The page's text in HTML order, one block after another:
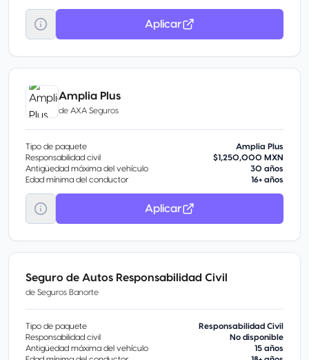
Aplicar
Amplia Plus
de AXA Seguros
Tipo de paquete
Amplia Plus
Responsabilidad civil
$1,250,000 MXN
Antigüedad máxima del vehículo
30 años
Edad mínima del conductor
16+ años
Aplicar
Seguro de Autos Responsabilidad Civil
de Seguros Banorte
Tipo de paquete
Responsabilidad Civil
Responsabilidad civil
No disponible
Antigüedad máxima del vehículo
15 años